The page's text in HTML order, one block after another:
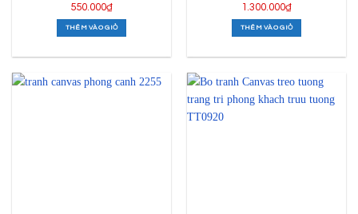
550.000₫
THÊM VÀO GIỎ
1.300.000₫
THÊM VÀO GIỎ